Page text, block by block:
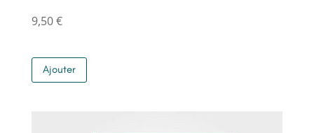
9,50€
Ajouter